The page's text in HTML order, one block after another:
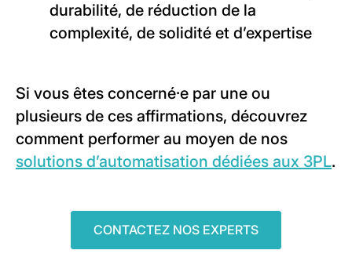
durabilité, de réduction de la
complexité, de solidité et d’expertise
Si vous êtes concerné·e par une ou
plusieurs de ces affirmations, découvrez
comment performer au moyen de nos
solutions d’automatisation dédiées aux 3PL.
CONTACTEZ NOS EXPERTS